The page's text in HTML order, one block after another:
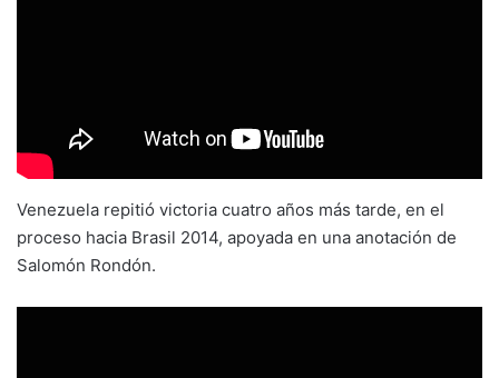
Venezuela repitió victoria cuatro años más tarde, en el
proceso hacia Brasil 2014, apoyada en una anotación de
Salomón Rondón.